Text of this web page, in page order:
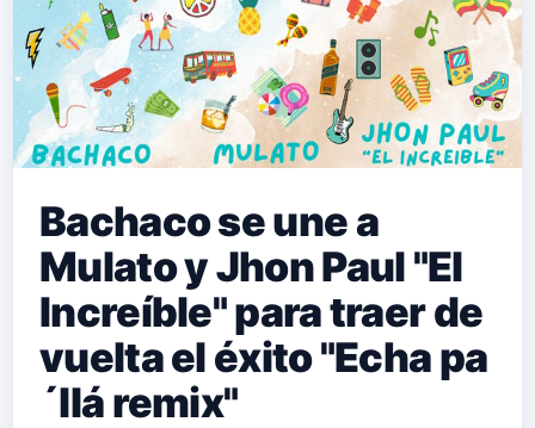
Bachaco se une a
Mulato y Jhon Paul "El
Increíble" para traer de
vuelta el éxito "Echa pa
´llá remix"